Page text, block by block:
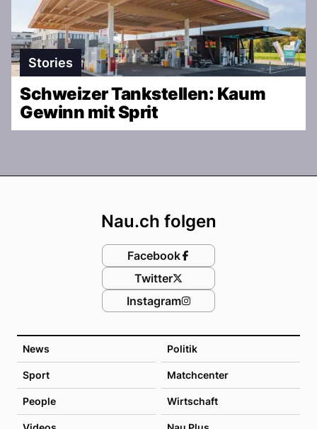
Stories
Schweizer Tankstellen: Kaum
Gewinn mit Sprit
News Politik
Sport Matchcenter
People Wirtschaft
Nau.ch folgen
Facebook
Twitter
Instagram